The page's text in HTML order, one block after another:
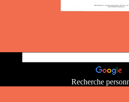
Recherche